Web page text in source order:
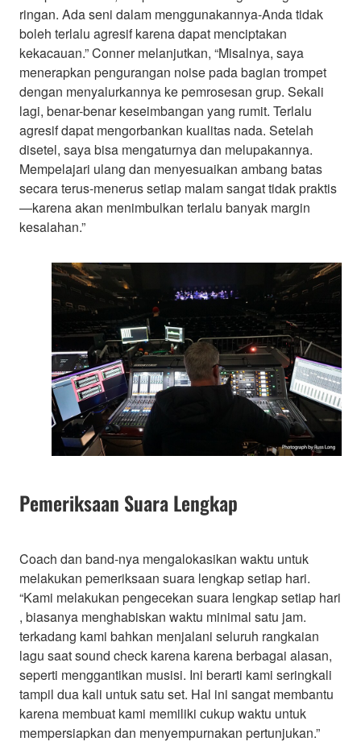
ringan. Ada seni dalam menggunakannya-Anda tidak
boleh terlalu agresif karena dapat menciptakan
kekacauan.” Conner melanjutkan, “Misalnya, saya
menerapkan pengurangan noise pada bagian trompet
dengan menyalurkannya ke pemrosesan grup. Sekali
lagi, benar-benar keseimbangan yang rumit. Terlalu
agresif dapat mengorbankan kualitas nada. Setelah
disetel, saya bisa mengaturnya dan melupakannya.
Mempelajari ulang dan menyesuaikan ambang batas
secara terus-menerus setiap malam sangat tidak praktis
—karena akan menimbulkan terlalu banyak margin
kesalahan.”
Pemeriksaan Suara Lengkap
Coach dan band-nya mengalokasikan waktu untuk
melakukan pemeriksaan suara lengkap setiap hari.
“Kami melakukan pengecekan suara lengkap setiap hari
, biasanya menghabiskan waktu minimal satu jam.
terkadang kami bahkan menjalani seluruh rangkaian
lagu saat sound check karena karena berbagai alasan,
seperti menggantikan musisi. Ini berarti kami seringkali
tampil dua kali untuk satu set. Hal ini sangat membantu
karena membuat kami memiliki cukup waktu untuk
mempersiapkan dan menyempurnakan pertunjukan.”